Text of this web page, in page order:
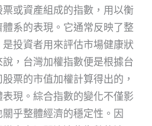
或資產組成的指數，用以衡
系的表現。它通常反映了整
投資者用來評估市場健康狀
，台灣加權指數便是根據台
票的市值加權計算得出的，
現。綜合指數的變化不僅影
乎整體經濟的穩定性。因